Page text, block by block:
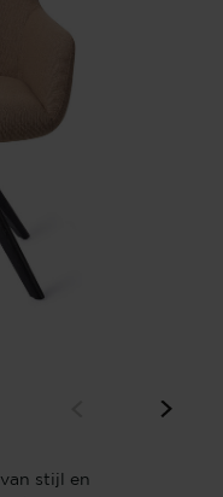
stijl en